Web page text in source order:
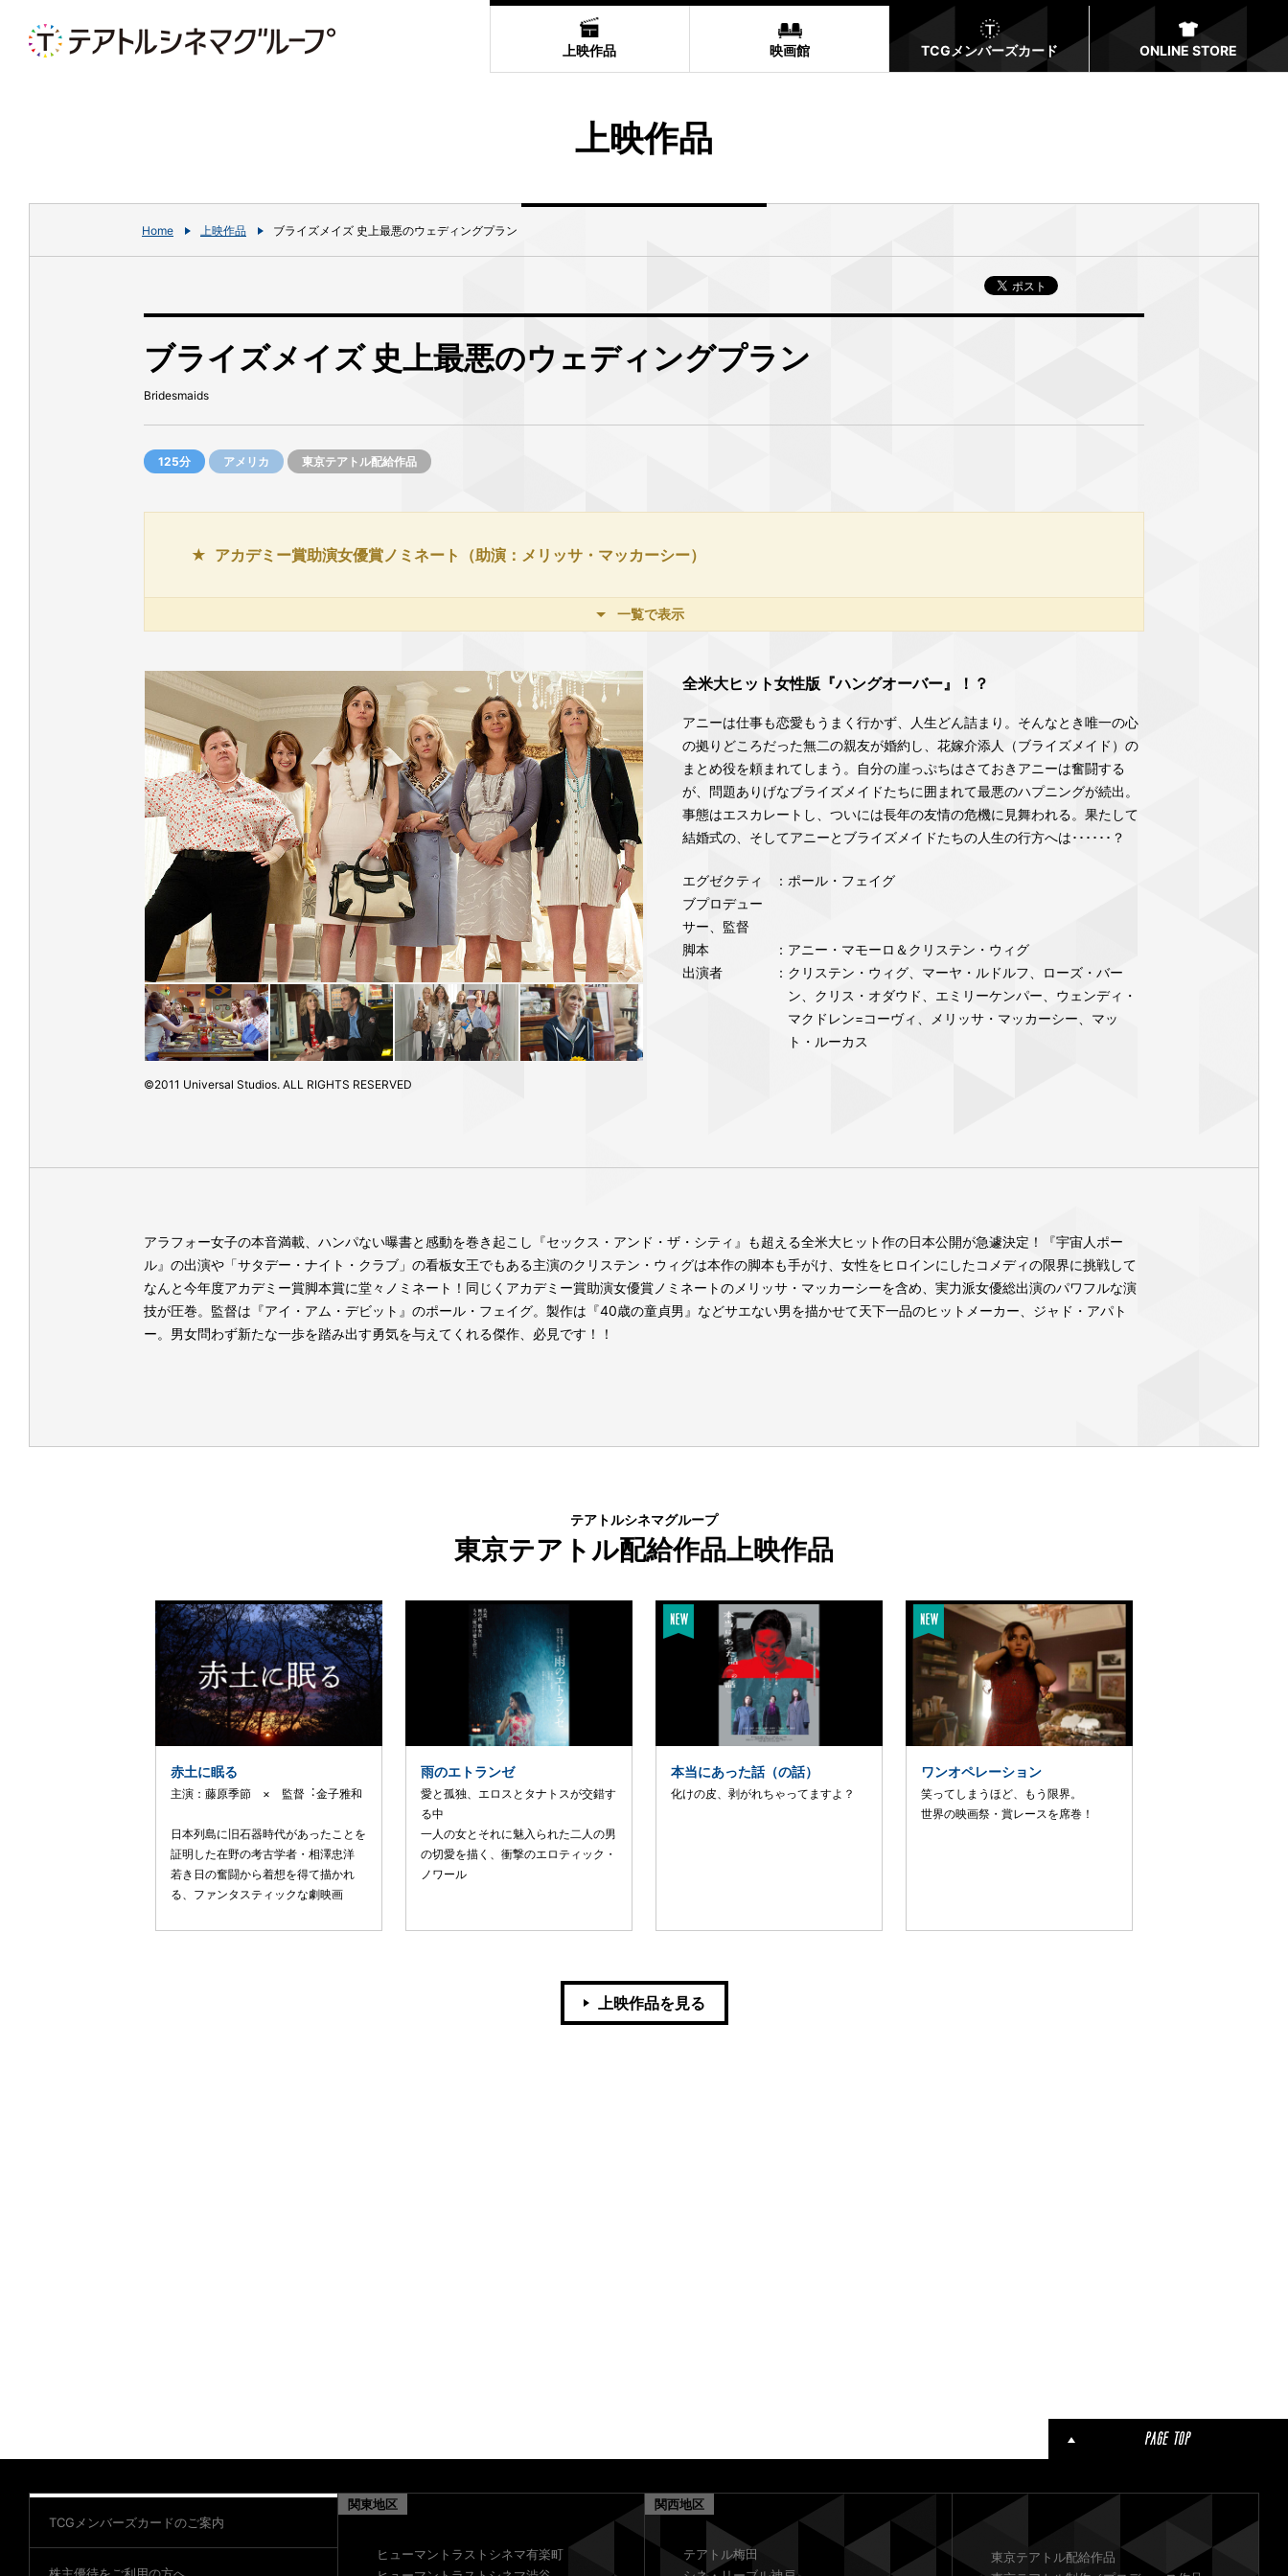
上映作品 映画館 TCGメンバーズカード ONLINE STORE
上映作品
Home 上映作品 ブライズメイズ 史上最悪のウェディングプラン
ブライズメイズ 史上最悪のウェディングプラン
Bridesmaids
125分 アメリカ 東京テアトル配給作品
アカデミー賞助演女優賞ノミネート（助演：メリッサ・マッカーシー）
一覧で表示
©2011 Universal Studios. ALL RIGHTS RESERVED
全米大ヒット女性版『ハングオーバー』！？
アニーは仕事も恋愛もうまく行かず、人生どん詰まり。そんなとき唯一の心
の拠りどころだった無二の親友が婚約し、花嫁介添人（ブライズメイド）の
まとめ役を頼まれてしまう。自分の崖っぷちはさておきアニーは奮闘する
が、問題ありげなブライズメイドたちに囲まれて最悪のハプニングが続出。
事態はエスカレートし、ついには長年の友情の危機に見舞われる。果たして
結婚式の、そしてアニーとブライズメイドたちの人生の行方へは･･････？
エグゼクティ
ブプロデュー
サー、監督
：ポール・フェイグ
脚本
：アニー・マモーロ＆クリステン・ウィグ
出演者
：クリステン・ウィグ、マーヤ・ルドルフ、ローズ・バー
ン、クリス・オダウド、エミリーケンパー、ウェンディ・
マクドレン=コーヴィ、メリッサ・マッカーシー、マッ
ト・ルーカス
アラフォー女子の本音満載、ハンパない曝書と感動を巻き起こし『セックス・アンド・ザ・シティ』も超える全米大ヒット作の日本公開が急遽決定！『宇宙人ポー
ル』の出演や「サタデー・ナイト・クラブ」の看板女王でもある主演のクリステン・ウィグは本作の脚本も手がけ、女性をヒロインにしたコメディの限界に挑戦して
なんと今年度アカデミー賞脚本賞に堂々ノミネート！同じくアカデミー賞助演女優賞ノミネートのメリッサ・マッカーシーを含め、実力派女優総出演のパワフルな演
技が圧巻。監督は『アイ・アム・デビット』のポール・フェイグ。製作は『40歳の童貞男』などサエない男を描かせて天下一品のヒットメーカー、ジャド・アパト
ー。男女問わず新たな一歩を踏み出す勇気を与えてくれる傑作、必見です！！
テアトルシネマグループ
東京テアトル配給作品上映作品
赤土に眠る
主演：藤原季節 × 監督︓⾦⼦雅和
⽇本列島に旧⽯器時代があったことを
証明した在野の考古学者・相澤忠洋
若き⽇の奮闘から着想を得て描かれ
る、ファンタスティックな劇映画
雨のエトランゼ
愛と孤独、エロスとタナトスが交錯す
る中
一人の女とそれに魅入られた二人の男
の切愛を描く、衝撃のエロティック・
ノワール
本当にあった話（の話）
化けの皮、剥がれちゃってますよ？
ワンオペレーション
笑ってしまうほど、もう限界。
世界の映画祭・賞レースを席巻！
上映作品を見る
TCGメンバーズカードのご案内
関東地区
ヒューマントラストシネマ有楽町
関西地区
テアトル梅田
東京テアトル配給作品